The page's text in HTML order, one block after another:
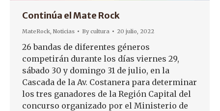
Continúa el Mate Rock
MateRock, Noticias Bycultura 20 julio, 2022
26 bandas de diferentes géneros
competirán durante los días viernes 29,
sábado 30 y domingo 31 de julio, en la
Cascada de la Av. Costanera para determinar
los tres ganadores de la Región Capital del
concurso organizado por el Ministerio de